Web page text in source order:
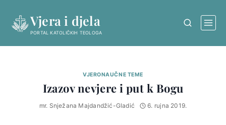
content
Vjera i djela
PORTAL KATOLIČKIH TEOLOGA
VJERONAUČNE TEME
Izazov nevjere i put k Bogu
mr. Snježana Majdandžić-Gladić 6. rujna 2019.